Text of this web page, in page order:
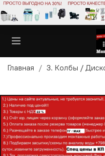
Главная 3. Колбы /